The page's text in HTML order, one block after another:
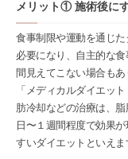
メリット① 施術後に
食事制限や運動を通じ
必要になり、自主的な
間見えてこない場合もあ
「メディカルダイエッ
肪冷却などの治療は、
日〜１週間程度で効果
すいダイエットといえま